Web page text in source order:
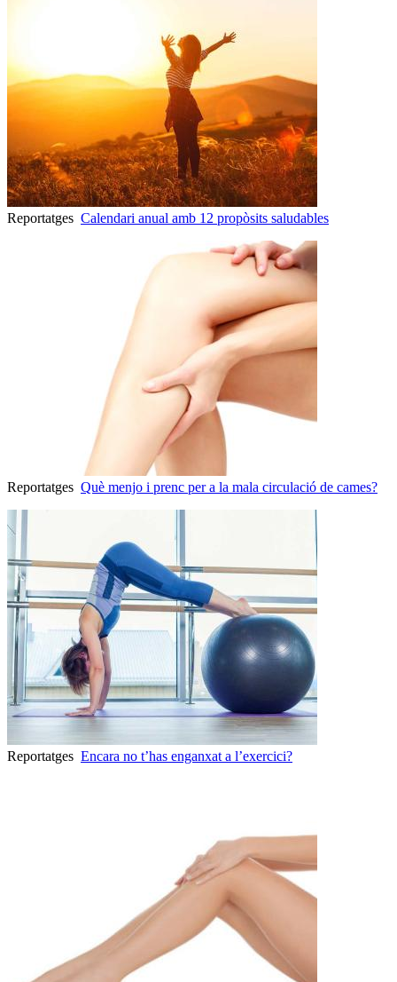
Reportatges Calendari anual amb 12 propòsits saludables
Reportatges Què menjo i prenc per a la mala circulació de cames?
Reportatges Encara no t’has enganxat a l’exercici?